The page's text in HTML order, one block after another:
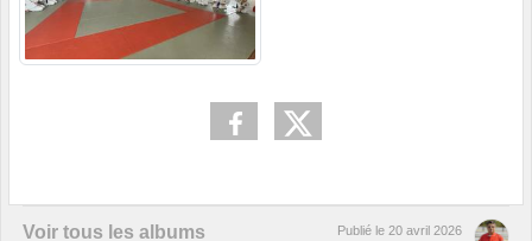
Voir tous les albums
Publié le 20 avril 2026